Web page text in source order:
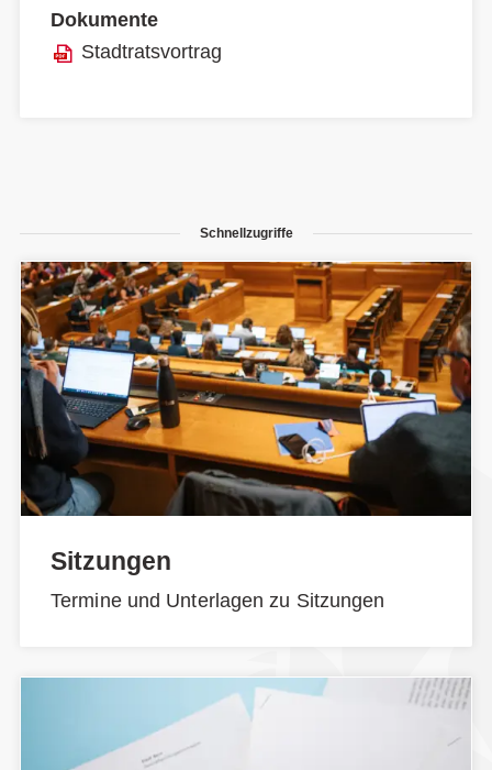
Dokumente
Stadtratsvortrag
Schnellzugriffe
Sitzungen
Termine und Unterlagen zu Sitzungen